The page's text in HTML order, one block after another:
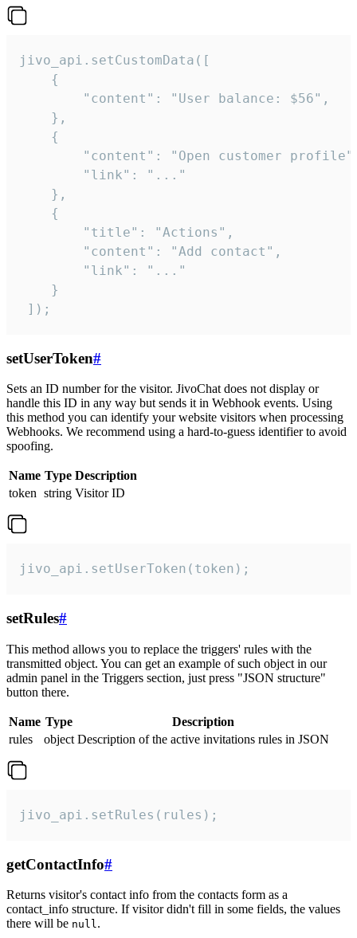
jivo_api.setCustomData([
    {
        "content": "User balance: $56",
    },
    {
"content": "Open customer
        "link": "..."
    },
    {
        "title": "Actions",
        "content": "Add contact",
        "link": "..."
    }
]);
setUserToken#
Sets an ID number for the visitor. JivoChat does not display or
handle this ID in any way but sends it in Webhook events. Using
this method you can identify your website visitors when processing
Webhooks. We recommend using a hard-to-guess identifier to avoid
spoofing.
Name Type Description
token string Visitor ID
jivo_api.setUserToken(token);
setRules#
This method allows you to replace the triggers' rules with the
transmitted object. You can get an example of such object in our
admin panel in the Triggers section, just press "JSON structure"
button there.
Name Type
Description
rules
object Description of the active invitations rules in JSON
jivo_api.setRules(rules);
getContactInfo#
Returns visitor's contact info from the contacts form as a
contact_info structure. If visitor didn't fill in some fields, the values
there will be null.